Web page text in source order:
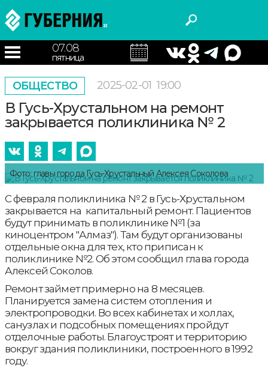
07.08
пятница
ОБЩЕСТВО 2025-02-01 19:00
В Гусь-Хрустальном на ремонт
закрывается поликлиника № 2
Фото: главы города Гусь-Хрустальный Алексея Соколова
С февраля поликлиника № 2 в Гусь-Хрустальном
закрывается на капитальный ремонт. Пациентов
будут принимать в поликлинике №1 (за
киноцентром "Алмаз"). Там будут организованы
отдельные окна для тех, кто приписан к
поликлинике №2. Об этом сообщил глава города
Алексей Соколов.
Ремонт займет примерно на 8 месяцев.
Планируется замена систем отопления и
электропроводки. Во всех кабинетах и холлах,
санузлах и подсобных помещениях пройдут
отделочные работы. Благоустроят и территорию
вокруг здания поликлиники, построенного в 1992
году.